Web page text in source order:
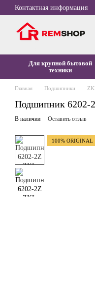
Перейти к основному
Контактная информация
Для крупной бытовой
техники
Главная Подшипники
Подшипник 6202-
В наличии Оставить отзыв
100% ORIGINAL